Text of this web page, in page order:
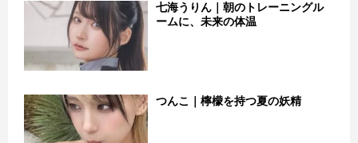
七海うりん｜朝のトレーニングル
ームに、未来の体温
つんこ｜檸檬を持つ夏の妖精